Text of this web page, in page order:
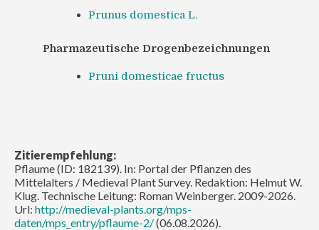
Prunus domestica L.
Pharmazeutische Drogenbezeichnungen
Pruni domesticae fructus
Zitierempfehlung:
Pflaume (ID: 182139). In: Portal der Pflanzen des
Mittelalters / Medieval Plant Survey. Redaktion: Helmut W.
Klug. Technische Leitung: Roman Weinberger. 2009-2026.
Url: http://medieval-plants.org/mps-
daten/mps_entry/pflaume-2/(06.08.2026).